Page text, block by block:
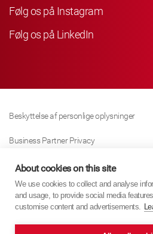
Følg os på Instagram
Følg os på LinkedIn
Beskyttelse af personlige oplysninger
Business Partner Privacy
Cookie Politik
Modern Slavery Act Policy
About cookies on this site
We use cookies to collect and analyse
and usage, to provide social media
customise content and advertisements.